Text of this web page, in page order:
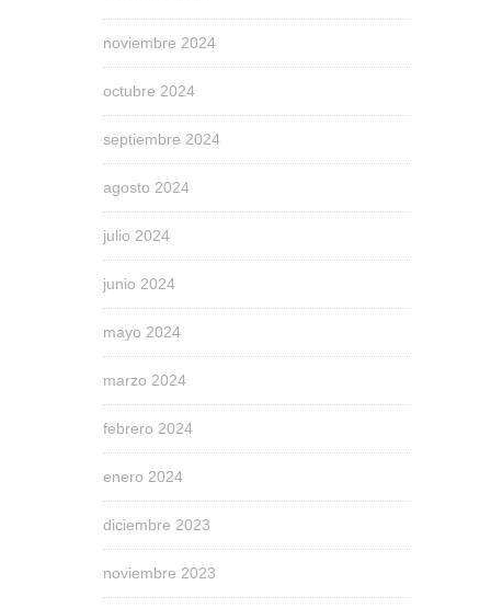
noviembre 2024
octubre 2024
septiembre 2024
agosto 2024
julio 2024
junio 2024
mayo 2024
marzo 2024
febrero 2024
enero 2024
diciembre 2023
noviembre 2023